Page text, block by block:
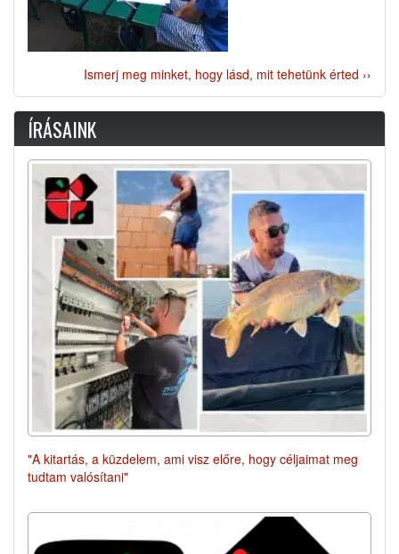
Ismerj meg minket, hogy lásd, mit tehetünk érted ››
ÍRÁSAINK
"A kitartás, a küzdelem, ami visz előre, hogy céljaimat meg
tudtam valósítani"